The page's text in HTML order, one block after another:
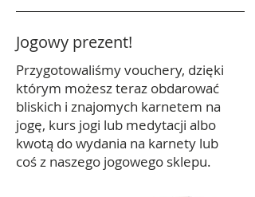
Jogowy prezent!
Przygotowaliśmy vouchery, dzięki
którym możesz teraz obdarować
bliskich i znajomych karnetem na
jogę, kurs jogi lub medytacji albo
kwotą do wydania na karnety lub
coś z naszego jogowego sklepu.